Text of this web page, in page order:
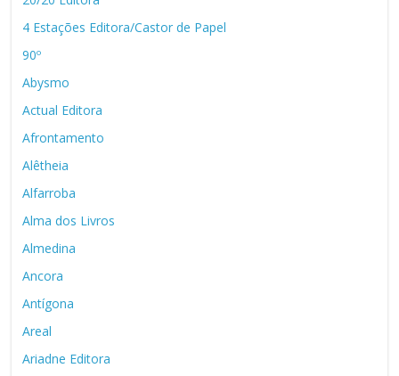
4 Estações Editora/Castor de Papel
90º
Abysmo
Actual Editora
Afrontamento
Alêtheia
Alfarroba
Alma dos Livros
Almedina
Ancora
Antígona
Areal
Ariadne Editora